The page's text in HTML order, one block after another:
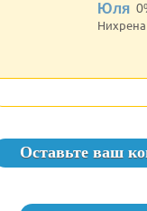
Юля
Нихрена
Оставьте ваш